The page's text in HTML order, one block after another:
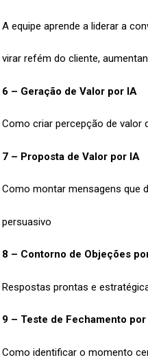
A equipe aprende a liderar a
virar refém do cliente,
6 – Geração de Valor por IA
Como criar percepção de valor
7 – Proposta de Valor por IA
Como montar mensagens que
persuasivo
8 – Contorno de Objeções
Respostas prontas e
9 – Teste de Fechamento por
Como identificar o momento